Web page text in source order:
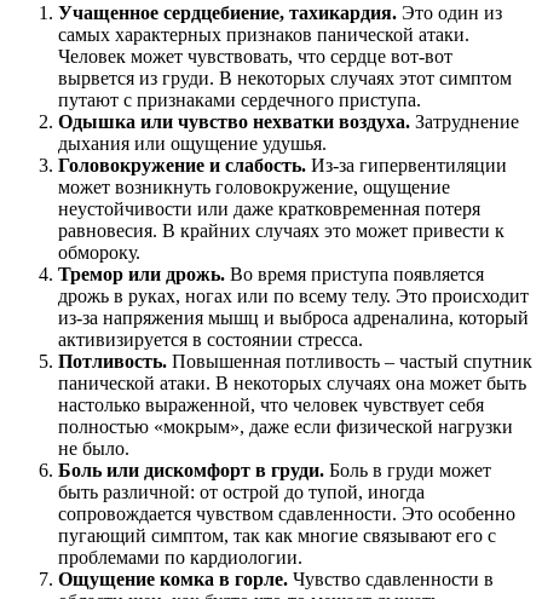
Учащенное сердцебиение, тахикардия. Это один из
самых характерных признаков панической атаки.
Человек может чувствовать, что сердце вот-вот
вырвется из груди. В некоторых случаях этот симптом
путают с признаками сердечного приступа.
Одышка или чувство нехватки воздуха. Затруднение
дыхания или ощущение удушья.
Головокружение и слабость. Из-за гипервентиляции
может возникнуть головокружение, ощущение
неустойчивости или даже кратковременная потеря
равновесия. В крайних случаях это может привести к
обмороку.
Тремор или дрожь. Во время приступа появляется
дрожь в руках, ногах или по всему телу. Это происходит
из-за напряжения мышц и выброса адреналина, который
активизируется в состоянии стресса.
Потливость. Повышенная потливость – частый спутник
панической атаки. В некоторых случаях она может быть
настолько выраженной, что человек чувствует себя
полностью «мокрым», даже если физической нагрузки
не было.
Боль или дискомфорт в груди. Боль в груди может
быть различной: от острой до тупой, иногда
сопровождается чувством сдавленности. Это особенно
пугающий симптом, так как многие связывают его с
проблемами по кардиологии.
Ощущение комка в горле. Чувство сдавленности в